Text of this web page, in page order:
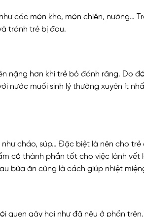
các món kho, món chiên, nướng…
tránh trẻ bị đau.
nặng hơn khi trẻ bỏ đánh răng. Do
nước muối sinh lý thường xuyên ít
cháo, súp… Đặc biệt là nên cho trẻ
có thành phần tốt cho việc lành vết
bữa ăn cũng là cách giúp nhiệt
quen gây hại như đã nêu ở phần